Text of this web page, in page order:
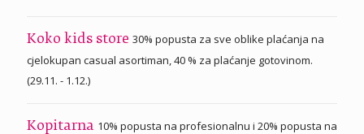
Koko kids store 30% popusta za sve oblike plaćanja na
cjelokupan casual asortiman, 40 % za plaćanje gotovinom.
(29.11. - 1.12.)
Kopitarna 10% popusta na profesionalnu i 20% popusta na